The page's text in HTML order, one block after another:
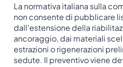
La normativa italiana sulla
non consente di pubblicare
dall’estensione della
ancoraggio, dai materiali
estrazioni o rigenerazioni
sedute. Il preventivo viene